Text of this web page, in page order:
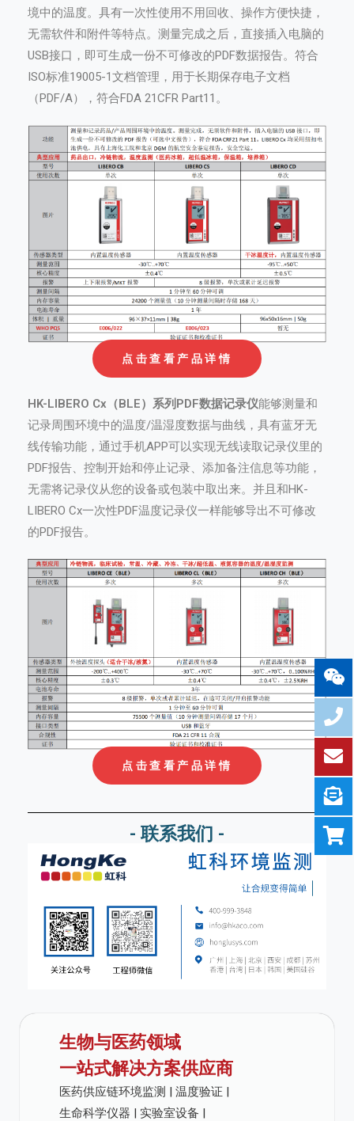
境中的温度。具有一次性使用不用回收、操作方便快捷，
无需软件和附件等特点。测量完成之后，直接插入电脑的
USB接口，即可生成一份不可修改的PDF数据报告。符合
ISO标准19005-1文档管理，用于长期保存电子文档
（PDF/A），符合FDA 21CFR Part11。
点击查看产品详情
HK-LIBERO Cx（BLE）系列PDF数据记录仪能够测量和
记录周围环境中的温度/温湿度数据与曲线，具有蓝牙无
线传输功能，通过手机APP可以实现无线读取记录仪里的
PDF报告、控制开始和停止记录、添加备注信息等功能，
无需将记录仪从您的设备或包装中取出来。并且和HK-
LIBERO Cx一次性PDF温度记录仪一样能够导出不可修改
的PDF报告。
点击查看产品详情
- 联系我们 -
生物与医药领域
一站式解决方案供应商
医药供应链环境监测 | 温度验证 |
生命科学仪器 | 实验室设备 |